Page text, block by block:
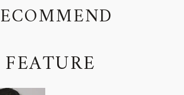
ECOMMEND
FEATURE